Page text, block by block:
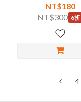
NT$180
NT$300 6折
4